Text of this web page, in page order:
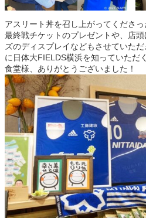
アスリート丼を召し上がってくださ
最終戦チケットのプレゼントや、店
ズのディスプレイなどもさせていた
に日体大FIELDS横浜を知っていただ
食堂様、ありがとうございました！